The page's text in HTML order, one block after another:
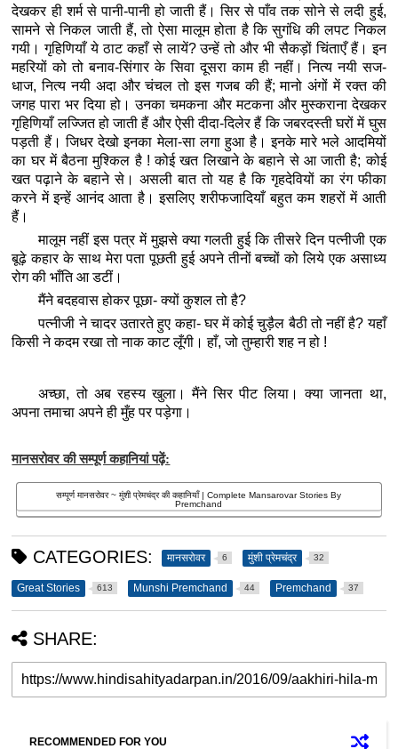
देखकर ही शर्म से पानी-पानी हो जाती हैं। सिर से पाँव तक सोने से लदी हुई,
सामने से निकल जाती हैं, तो ऐसा मालूम होता है कि सुगंधि की लपट निकल
गयी। गृहिणियाँ ये ठाट कहाँ से लायें? उन्हें तो और भी सैकड़ों चिंताएँ हैं। इन
महरियों को तो बनाव-सिंगार के सिवा दूसरा काम ही नहीं। नित्य नयी सज-
धाज, नित्य नयी अदा और चंचल तो इस गजब की हैं; मानो अंगों में रक्त की
जगह पारा भर दिया हो। उनका चमकना और मटकना और मुस्कराना देखकर
गृहिणियाँ लज्जित हो जाती हैं और ऐसी दीदा-दिलेर हैं कि जबरदस्ती घरों में घुस
पड़ती हैं। जिधर देखो इनका मेला-सा लगा हुआ है। इनके मारे भले आदमियों
का घर में बैठना मुश्किल है ! कोई खत लिखाने के बहाने से आ जाती है; कोई
खत पढ़ाने के बहाने से। असली बात तो यह है कि गृहदेवियों का रंग फीका
करने में इन्हें आनंद आता है। इसलिए शरीफजादियाँ बहुत कम शहरों में आती
हैं।
मालूम नहीं इस पत्र में मुझसे क्या गलती हुई कि तीसरे दिन पत्नीजी एक
बूढ़े कहार के साथ मेरा पता पूछती हुई अपने तीनों बच्चों को लिये एक असाध्य
रोग की भाँति आ डटीं।
मैंने बदहवास होकर पूछा- क्यों कुशल तो है?
पत्नीजी ने चादर उतारते हुए कहा- घर में कोई चुड़ैल बैठी तो नहीं है? यहाँ
किसी ने कदम रखा तो नाक काट लूँगी। हाँ, जो तुम्हारी शह न हो !
अच्छा, तो अब रहस्य खुला। मैंने सिर पीट लिया। क्या जानता था,
अपना तमाचा अपने ही मुँह पर पड़ेगा।
मानसरोवर की सम्पूर्ण कहानियां पढ़ें:
सम्पूर्ण मानसरोवर ~ मुंशी प्रेमचंद्र की कहानियाँ | Complete Mansarovar Stories By
Premchand
CATEGORIES: मानसरोवर 6 मुंशी प्रेमचंद्र 32
Great Stories 613 Munshi Premchand 44 Premchand 37
SHARE:
RECOMMENDED FOR YOU